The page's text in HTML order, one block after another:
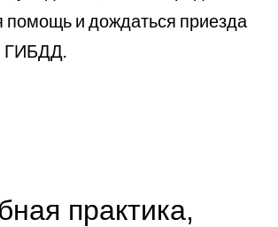
помощь и дождаться приезда
ГИБДД.
практика,